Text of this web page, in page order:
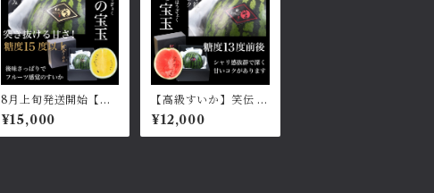
8月上旬発送開始【高
級すいか】笑伝 黄金の
宝玉
¥15,000
【高級すいか】笑伝 紅
の宝玉
¥12,000